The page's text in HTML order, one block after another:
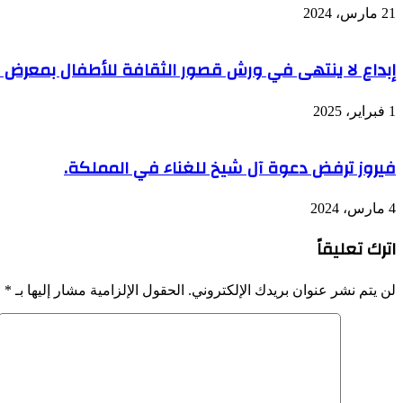
21 مارس، 2024
إبداع لا ينتهى في ورش قصور الثقافة للأطفال بمعرض
1 فبراير، 2025
فيروز ترفض دعوة آل شيخ للغناء في المملكة.
4 مارس، 2024
اترك تعليقاً
لن يتم نشر عنوان بريدك الإلكتروني. الحقول الإلزامية مشار إليها بـ *